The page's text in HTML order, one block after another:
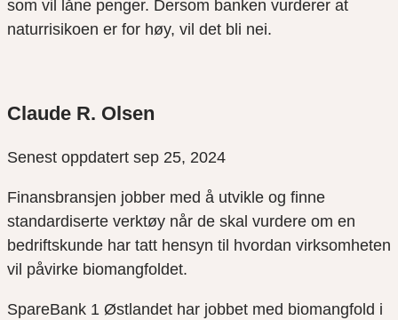
som vil låne penger. Dersom banken vurderer at
naturrisikoen er for høy, vil det bli nei.
Claude R. Olsen
Senest oppdatert sep 25, 2024
Finansbransjen jobber med å utvikle og finne
standardiserte verktøy når de skal vurdere om en
bedriftskunde har tatt hensyn til hvordan virksomheten
vil påvirke biomangfoldet.
SpareBank 1 Østlandet har jobbet med biomangfold i